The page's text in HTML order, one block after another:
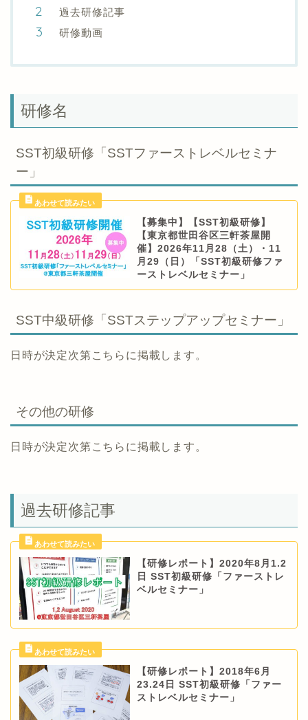
過去研修記事
研修動画
研修名
SST初級研修「SSTファーストレベルセミナ
ー」
【募集中】【SST初級研修】
【東京都世田谷区三軒茶屋開
催】2026年11月28（土）・11
月29（日）「SST初級研修ファ
ーストレベルセミナー」
SST中級研修「SSTステップアップセミナー」
日時が決定次第こちらに掲載します。
その他の研修
日時が決定次第こちらに掲載します。
過去研修記事
【研修レポート】2020年8月1.2
日 SST初級研修「ファーストレ
ベルセミナー」
【研修レポート】2018年6月
23.24日 SST初級研修「ファー
ストレベルセミナー」